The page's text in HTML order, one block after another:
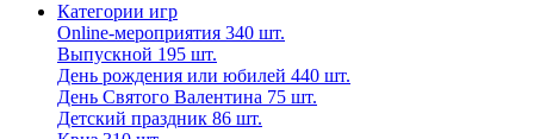
Категории игр
Online-мероприятия 340 шт.
Выпускной 195 шт.
День рождения или юбилей 440 шт.
День Святого Валентина 75 шт.
Детский праздник 86 шт.